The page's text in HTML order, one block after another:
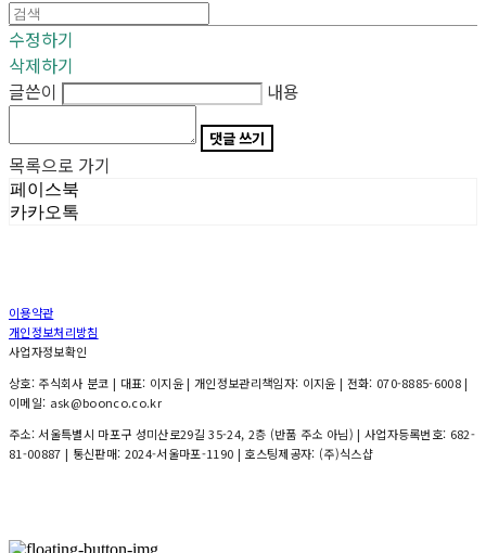
수정하기
삭제하기
글쓴이
내용
댓글 쓰기
목록으로 가기
페이스북
카카오톡
이용약관
개인정보처리방침
사업자정보확인
상호: 주식회사 분코 | 대표: 이지윤 | 개인정보관리책임자: 이지윤 | 전화: 070-8885-6008 |
이메일: ask@boonco.co.kr
주소: 서울특별시 마포구 성미산로29길 35-24, 2층 (반품 주소 아님) | 사업자등록번호: 682-
81-00887 | 통신판매: 2024-서울마포-1190 | 호스팅제공자: (주)식스샵